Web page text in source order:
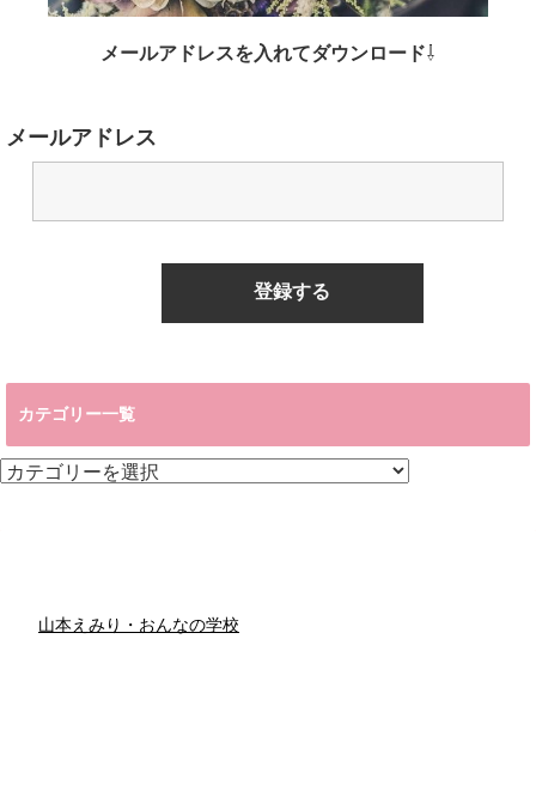
メールアドレスを入れてダウンロード⇩
メールアドレス
カテゴリー一覧
カ
山本えみり・おんなの学校